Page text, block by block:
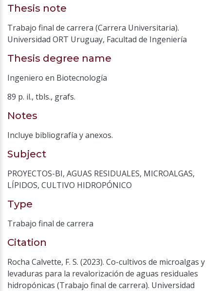
Thesis note
Trabajo final de carrera (Carrera Universitaria).
Universidad ORT Uruguay, Facultad de Ingeniería
Thesis degree name
Ingeniero en Biotecnología
89 p. il., tbls., grafs.
Notes
Incluye bibliografía y anexos.
Subject
PROYECTOS-BI, AGUAS RESIDUALES, MICROALGAS,
LÍPIDOS, CULTIVO HIDROPÓNICO
Type
Trabajo final de carrera
Citation
Rocha Calvette, F. S. (2023). Co-cultivos de microalgas y
levaduras para la revalorización de aguas residuales
hidropónicas (Trabajo final de carrera). Universidad